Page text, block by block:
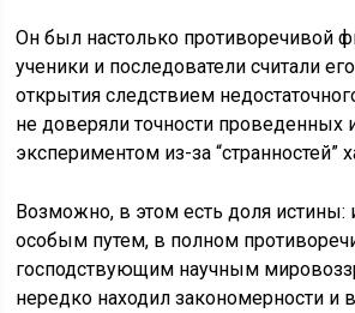
Он был настолько противоречивой
ученики и последователи считали
открытия следствием
не доверяли точности проведенных
экспериментом из-за “странностей”
Возможно, в этом есть доля истины:
особым путем, в полном
господствующим научным
нередко находил закономерности и